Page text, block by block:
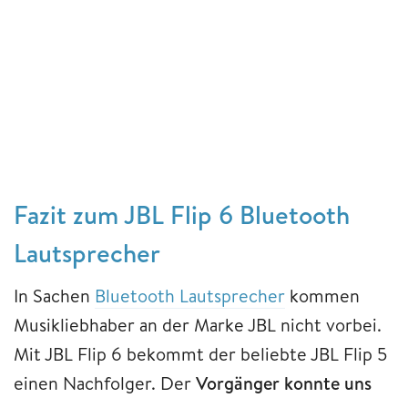
Fazit zum JBL Flip 6 Bluetooth
Lautsprecher
In Sachen Bluetooth Lautsprecher kommen
Musikliebhaber an der Marke JBL nicht vorbei.
Mit JBL Flip 6 bekommt der beliebte JBL Flip 5
einen Nachfolger. DerVorgänger konnte uns